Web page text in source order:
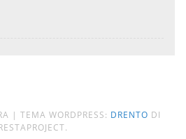
| TEMA WORDPRESS: DRENTO DI